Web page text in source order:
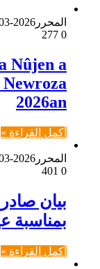
المحرر 2026-03-22
0
Nûjen a
2026an
أكمل القراءة »
المحرر 2026-03-22
0
بيان
بمناسبة عيد
أكمل القراءة »